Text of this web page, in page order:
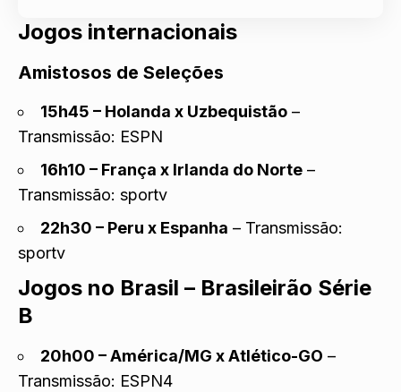
Jogos internacionais
Amistosos de Seleções
15h45 – Holanda x Uzbequistão –
Transmissão: ESPN
16h10 – França x Irlanda do Norte –
Transmissão: sportv
22h30 – Peru x Espanha – Transmissão:
sportv
Jogos no Brasil – Brasileirão Série
B
20h00 – América/MG x Atlético-GO –
Transmissão: ESPN4